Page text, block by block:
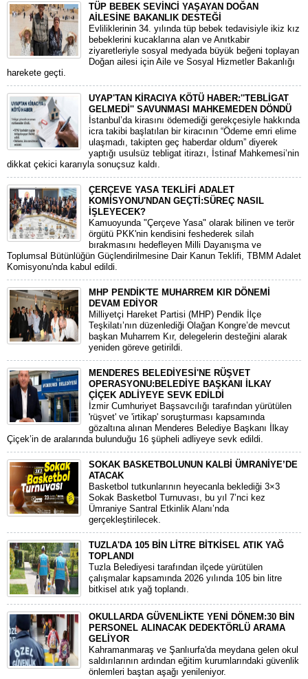
TÜP BEBEK SEVİNCİ YAŞAYAN DOĞAN
AİLESİNE BAKANLIK DESTEĞİ
​Evliliklerinin 34. yılında tüp bebek tedavisiyle ikiz kız
bebeklerini kucaklarına alan ve Anıtkabir
ziyaretleriyle sosyal medyada büyük beğeni toplayan
Doğan ailesi için Aile ve Sosyal Hizmetler Bakanlığı
harekete geçti.
UYAP'TAN KİRACIYA KÖTÜ HABER:''TEBLİGAT
GELMEDİ'' SAVUNMASI MAHKEMEDEN DÖNDÜ
​İstanbul’da kirasını ödemediği gerekçesiyle hakkında
icra takibi başlatılan bir kiracının “Ödeme emri elime
ulaşmadı, takipten geç haberdar oldum” diyerek
yaptığı usulsüz tebligat itirazı, İstinaf Mahkemesi’nin
dikkat çekici kararıyla sonuçsuz kaldı.
ÇERÇEVE YASA TEKLİFİ ADALET
KOMİSYONU'NDAN GEÇTİ:SÜREÇ NASIL
İŞLEYECEK?
​Kamuoyunda "Çerçeve Yasa" olarak bilinen ve terör
örgütü PKK'nin kendisini feshederek silah
bırakmasını hedefleyen Milli Dayanışma ve
Toplumsal Bütünlüğün Güçlendirilmesine Dair Kanun Teklifi, TBMM Adalet
Komisyonu'nda kabul edildi.
MHP PENDİK'TE MUHARREM KIR DÖNEMİ
DEVAM EDİYOR
​Milliyetçi Hareket Partisi (MHP) Pendik İlçe
Teşkilatı’nın düzenlediği Olağan Kongre’de mevcut
başkan Muharrem Kır, delegelerin desteğini alarak
yeniden göreve getirildi.
MENDERES BELEDİYESİ'NE RÜŞVET
OPERASYONU:BELEDİYE BAŞKANI İLKAY
ÇİÇEK ADLİYEYE SEVK EDİLDİ
​İzmir Cumhuriyet Başsavcılığı tarafından yürütülen
'rüşvet' ve 'irtikap' soruşturması kapsamında
gözaltına alınan Menderes Belediye Başkanı İlkay
Çiçek’in de aralarında bulunduğu 16 şüpheli adliyeye sevk edildi.
SOKAK BASKETBOLUNUN KALBİ ÜMRANİYE’DE
ATACAK
Basketbol tutkunlarının heyecanla beklediği 3×3
Sokak Basketbol Turnuvası, bu yıl 7’nci kez
Ümraniye Santral Etkinlik Alanı’nda
gerçekleştirilecek.
TUZLA'DA 105 BİN LİTRE BİTKİSEL ATIK YAĞ
TOPLANDI
Tuzla Belediyesi tarafından ilçede yürütülen
çalışmalar kapsamında 2026 yılında 105 bin litre
bitkisel atık yağ toplandı.
OKULLARDA GÜVENLİKTE YENİ DÖNEM:30 BİN
PERSONEL ALINACAK DEDEKTÖRLÜ ARAMA
GELİYOR
​Kahramanmaraş ve Şanlıurfa'da meydana gelen okul
saldırılarının ardından eğitim kurumlarındaki güvenlik
önlemleri baştan aşağı yenileniyor.